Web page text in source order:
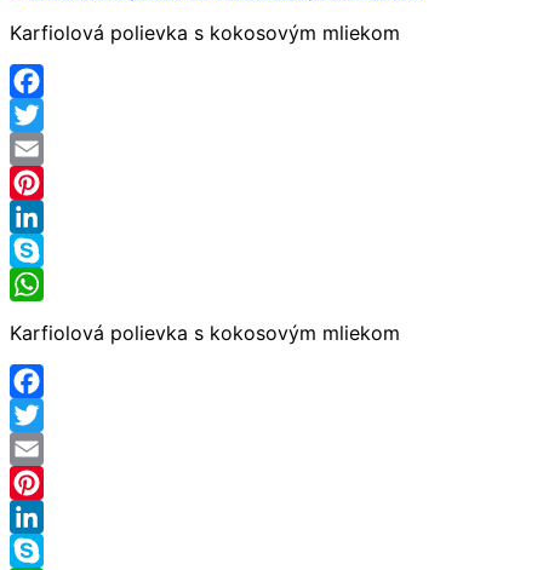
Karfiolová polievka s kokosovým mliekom
Facebook
Twitter
Email
Pinterest
LinkedIn
Skype
Karfiolová polievka s kokosovým mliekom
Facebook
Twitter
Email
Pinterest
LinkedIn